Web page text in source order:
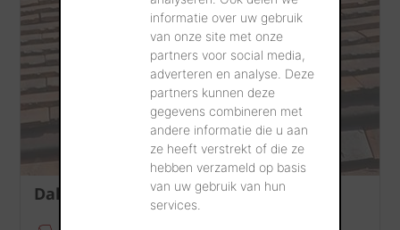
informatie over uw gebruik
van onze site met onze
partners voor social media,
adverteren en analyse. Deze
partners kunnen deze
gegevens combineren met
andere informatie die u aan
ze heeft verstrekt of die ze
hebben verzameld op basis
van uw gebruik van hun
services.
Dak